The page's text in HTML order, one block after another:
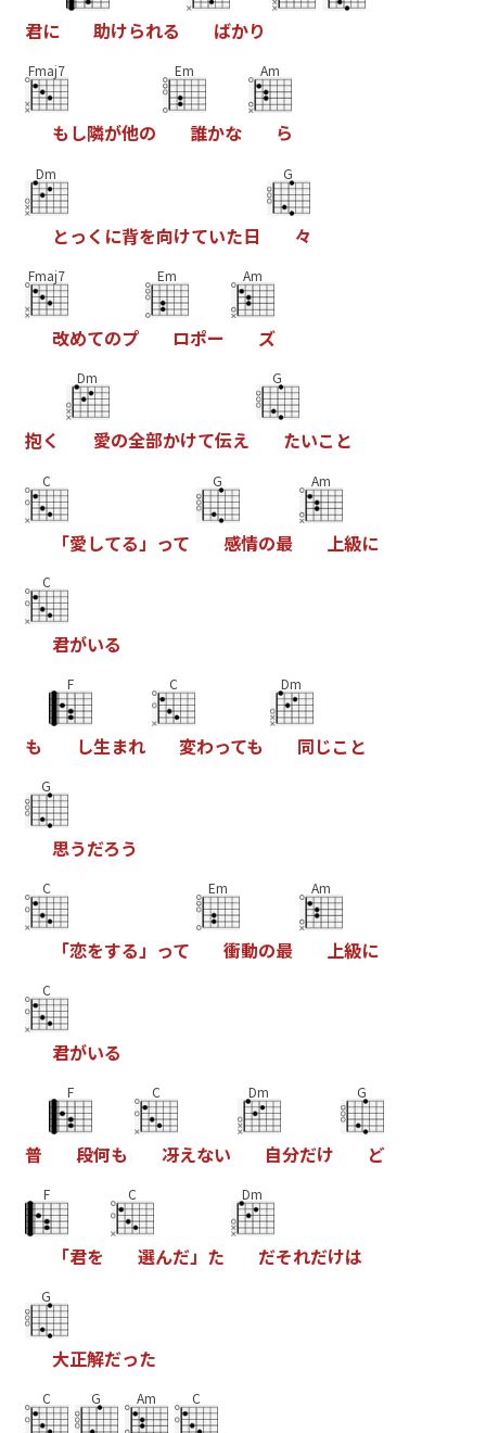
君に 助けられる ばかり
Fmaj7
もし隣が他の
Em
誰かな
Am
ら
Dm
とっ く に背を向けていた日
G
々
Fmaj7
改めてのプ
Em
ロポー
Am
ズ
抱く
Dm
愛の全部かけて伝え
G
たいこ と
C
「愛してる 」 って
G
感情の最
Am
上級に
C
君がいる
も
F
し生まれ
C
変わっても
Dm
同じこ と
G
思うだろう
C
「恋をする」 って
Em
衝動の最
Am
上級に
C
君がいる
普
F
段何も
C
冴えない
Dm
自分だけ
G
ど
F
「君を
C
選んだ」 た
Dm
だそれだけは
G
大正解だった
C G Am C